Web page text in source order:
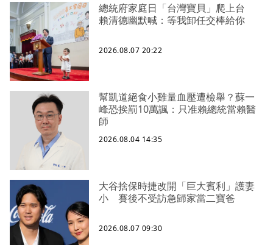
總統府家庭日「台灣寶貝」爬上台
賴清德幽默喊：等我卸任交棒給你
2026.08.07 20:22
幫凱道絕食小雞量血壓遭檢舉？蘇一
峰恐挨罰10萬諷：只准賴總統當賴醫
師
2026.08.04 14:35
大谷捨保時捷改開「巨大賓利」護妻
小 賽後不受訪急歸家當二寶爸
2026.08.07 09:30